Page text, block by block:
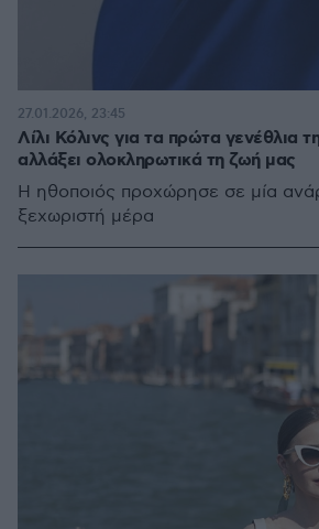
Λίλι Κόλινς για τα πρώτα γενέθλια
αλλάξει ολοκληρωτικά τη ζωή μας
Η ηθοποιός προχώρησε σε μία
ξεχωριστή μέρα
27.01.2026, 23:45